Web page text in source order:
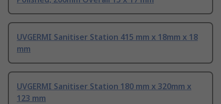
UVGERMI Sanitiser Station 415 mm x 18mm x 18
mm
UVGERMI Sanitiser Station 180 mm x 320mm x
123 mm